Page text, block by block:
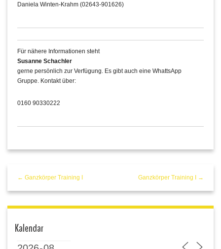
Daniela Winten-Krahm (02643-901626)
Für nähere Informationen steht
Susanne Schachler
gerne persönlich zur Verfügung. Es gibt auch eine WhattsApp
Gruppe. Kontakt über:
0160 90330222
← Ganzkörper Training I Ganzkörper Training I →
Kalendar